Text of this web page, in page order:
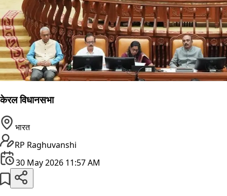
केरल विधानसभा
भारत
RP Raghuvanshi
30 May 2026 11:57 AM